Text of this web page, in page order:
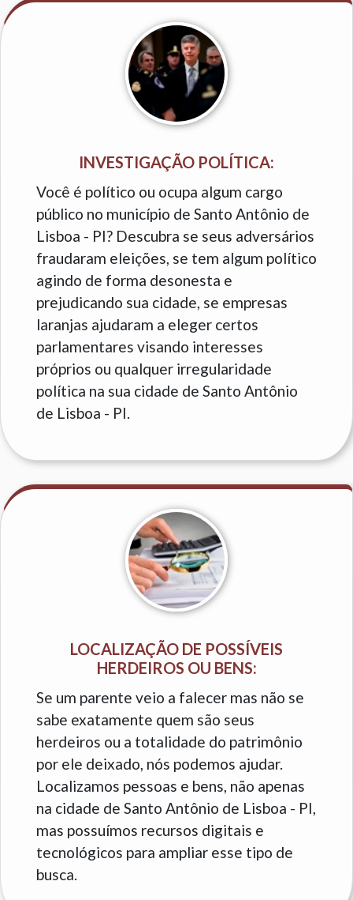
INVESTIGAÇÃO POLÍTICA:
Você é político ou ocupa algum cargo
público no município de Santo Antônio de
Lisboa - PI? Descubra se seus adversários
fraudaram eleições, se tem algum político
agindo de forma desonesta e
prejudicando sua cidade, se empresas
laranjas ajudaram a eleger certos
parlamentares visando interesses
próprios ou qualquer irregularidade
política na sua cidade de Santo Antônio
de Lisboa - PI.
LOCALIZAÇÃO DE POSSÍVEIS
HERDEIROS OU BENS:
Se um parente veio a falecer mas não se
sabe exatamente quem são seus
herdeiros ou a totalidade do patrimônio
por ele deixado, nós podemos ajudar.
Localizamos pessoas e bens, não apenas
na cidade de Santo Antônio de Lisboa - PI,
mas possuímos recursos digitais e
tecnológicos para ampliar esse tipo de
busca.